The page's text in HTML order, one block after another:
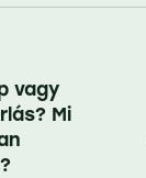
vagy
Mi